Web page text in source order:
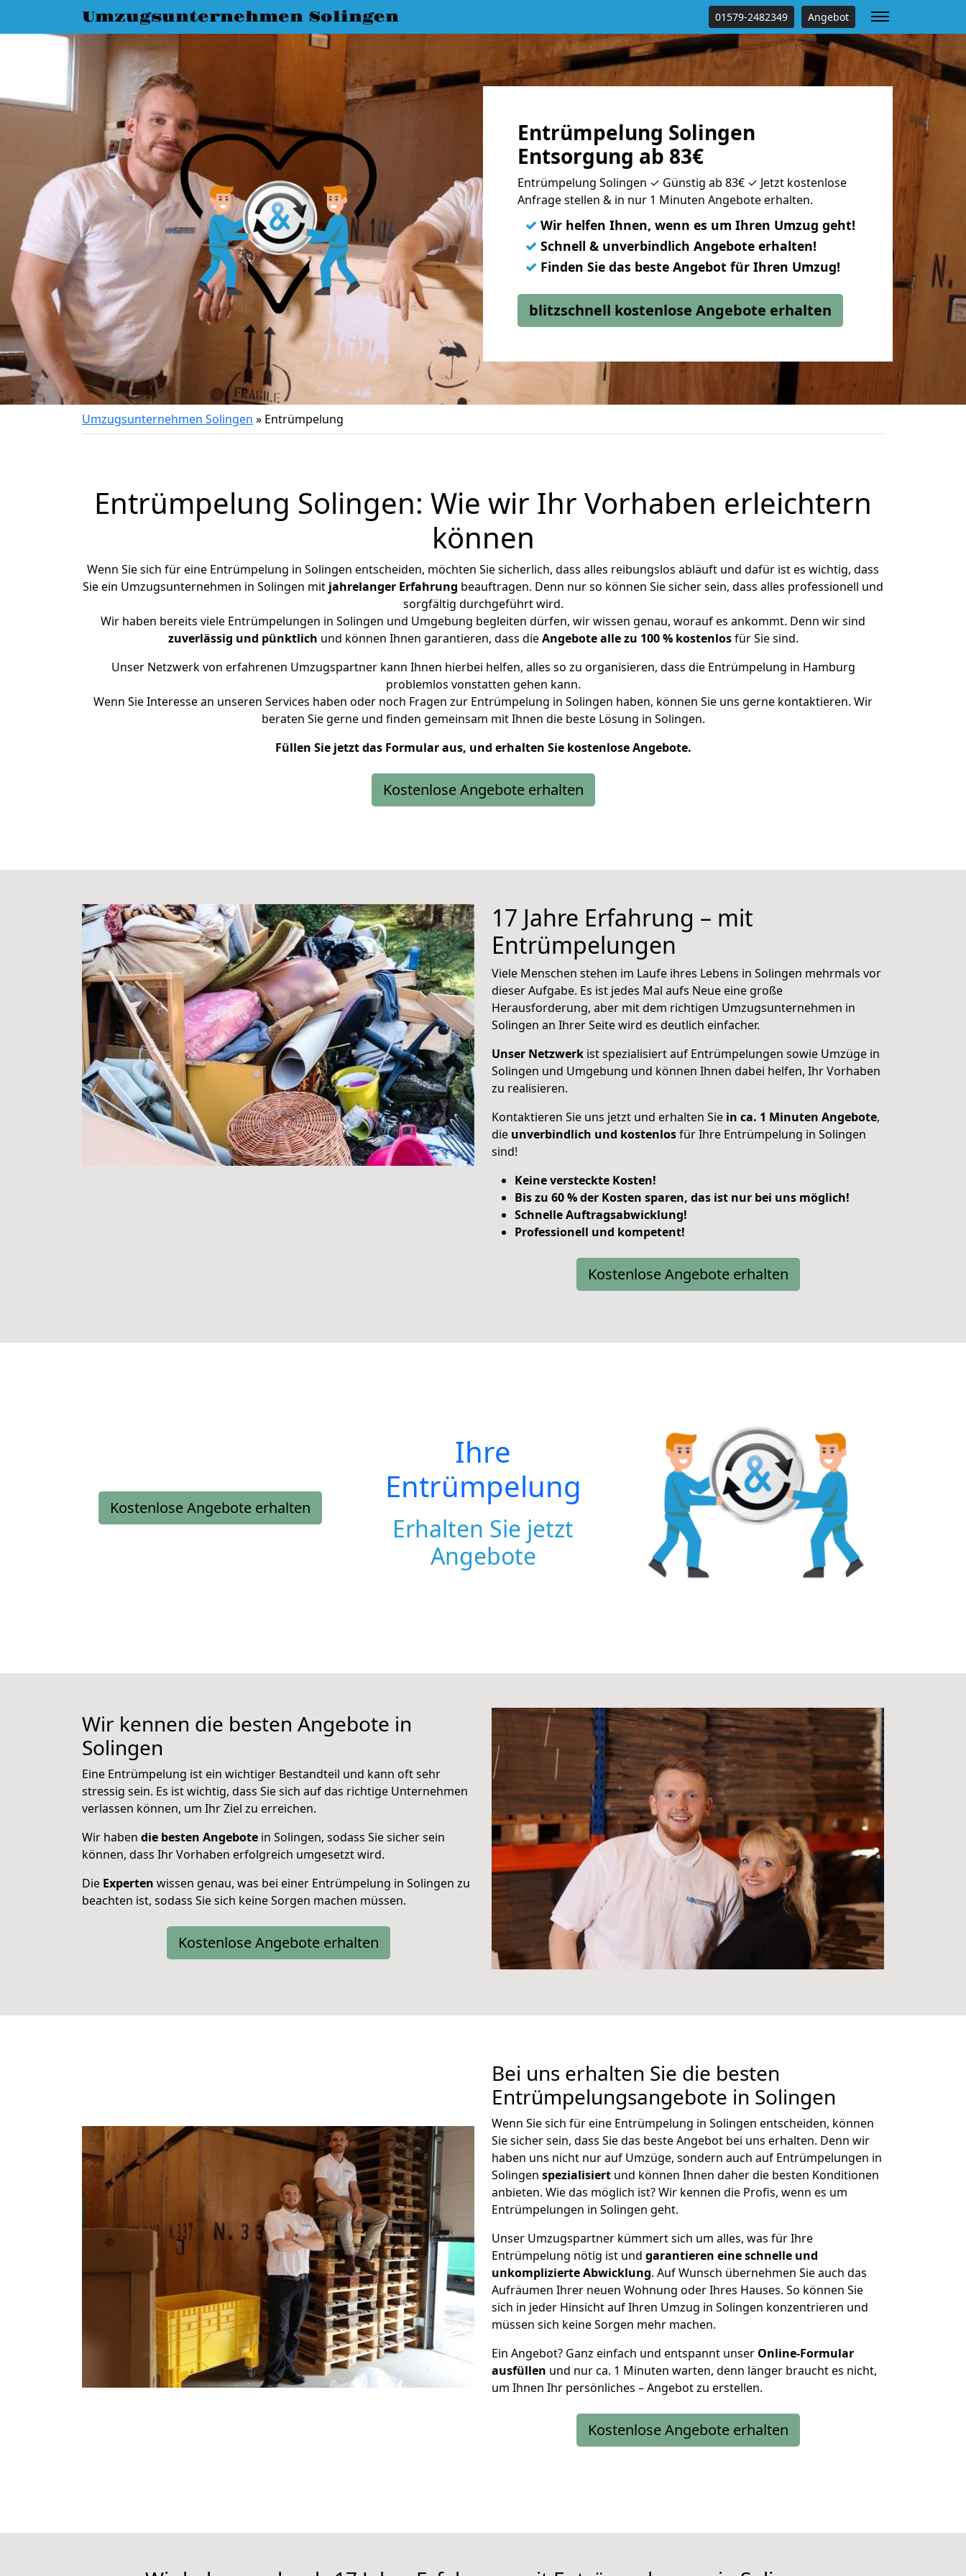
Umzugsunternehmen Solingen 01579-2482349 Angebot
Entrümpelung Solingen
Entsorgung ab 83€
Entrümpelung Solingen ✓ Günstig ab 83€ ✓ Jetzt kostenlose
Anfrage stellen & in nur 1 Minuten Angebote erhalten.
✓ Wir helfen Ihnen, wenn es um Ihren Umzug geht!
✓ Schnell & unverbindlich Angebote erhalten!
✓ Finden Sie das beste Angebot für Ihren Umzug!
blitzschnell kostenlose Angebote erhalten
Umzugsunternehmen Solingen » Entrümpelung
Entrümpelung Solingen: Wie wir Ihr Vorhaben erleichtern
können
Wenn Sie sich für eine Entrümpelung in Solingen entscheiden, möchten Sie sicherlich, dass alles reibungslos abläuft und dafür ist es wichtig, dass
Sie ein Umzugsunternehmen in Solingen mit jahrelanger Erfahrung beauftragen. Denn nur so können Sie sicher sein, dass alles professionell und
sorgfältig durchgeführt wird.
Wir haben bereits viele Entrümpelungen in Solingen und Umgebung begleiten dürfen, wir wissen genau, worauf es ankommt. Denn wir sind
zuverlässig und pünktlich und können Ihnen garantieren, dass dieAngebote alle zu 100 % kostenlosfür Sie sind.
Unser Netzwerk von erfahrenen Umzugspartner kann Ihnen hierbei helfen, alles so zu organisieren, dass die Entrümpelung in Hamburg
problemlos vonstatten gehen kann.
Wenn Sie Interesse an unseren Services haben oder noch Fragen zur Entrümpelung in Solingen haben, können Sie uns gerne kontaktieren. Wir
beraten Sie gerne und finden gemeinsam mit Ihnen die beste Lösung in Solingen.
Füllen Sie jetzt das Formular aus, und erhalten Sie kostenlose Angebote.
Kostenlose Angebote erhalten
17 Jahre Erfahrung – mit
Entrümpelungen
Viele Menschen stehen im Laufe ihres Lebens in Solingen mehrmals vor
dieser Aufgabe. Es ist jedes Mal aufs Neue eine große
Herausforderung, aber mit dem richtigen Umzugsunternehmen in
Solingen an Ihrer Seite wird es deutlich einfacher.
Unser Netzwerk ist spezialisiert auf Entrümpelungen sowie Umzüge in
Solingen und Umgebung und können Ihnen dabei helfen, Ihr Vorhaben
zu realisieren.
Kontaktieren Sie uns jetzt und erhalten Sie in ca. 1 Minuten Angebote,
die unverbindlich und kostenlosfür Ihre Entrümpelung in Solingen
sind!
Keine versteckte Kosten!
Bis zu 60 % der Kosten sparen, das ist nur bei uns möglich!
Schnelle Auftragsabwicklung!
Professionell und kompetent!
Kostenlose Angebote erhalten
Kostenlose Angebote erhalten
Ihre
Entrümpelung
Erhalten Sie jetzt
Angebote
Wir kennen die besten Angebote in
Solingen
Eine Entrümpelung ist ein wichtiger Bestandteil und kann oft sehr
stressig sein. Es ist wichtig, dass Sie sich auf das richtige Unternehmen
verlassen können, um Ihr Ziel zu erreichen.
Wir haben die besten Angebote in Solingen, sodass Sie sicher sein
können, dass Ihr Vorhaben erfolgreich umgesetzt wird.
Die Experten wissen genau, was bei einer Entrümpelung in Solingen zu
beachten ist, sodass Sie sich keine Sorgen machen müssen.
Kostenlose Angebote erhalten
Bei uns erhalten Sie die besten
Entrümpelungsangebote in Solingen
Wenn Sie sich für eine Entrümpelung in Solingen entscheiden, können
Sie sicher sein, dass Sie das beste Angebot bei uns erhalten. Denn wir
haben uns nicht nur auf Umzüge, sondern auch auf Entrümpelungen in
Solingen spezialisiert und können Ihnen daher die besten Konditionen
anbieten. Wie das möglich ist? Wir kennen die Profis, wenn es um
Entrümpelungen in Solingen geht.
Unser Umzugspartner kümmert sich um alles, was für Ihre
Entrümpelung nötig ist und garantieren eine schnelle und
unkomplizierte Abwicklung. Auf Wunsch übernehmen Sie auch das
Aufräumen Ihrer neuen Wohnung oder Ihres Hauses. So können Sie
sich in jeder Hinsicht auf Ihren Umzug in Solingen konzentrieren und
müssen sich keine Sorgen mehr machen.
Ein Angebot? Ganz einfach und entspannt unser Online-Formular
ausfüllen und nur ca. 1 Minuten warten, denn länger braucht es nicht,
um Ihnen Ihr persönliches – Angebot zu erstellen.
Kostenlose Angebote erhalten